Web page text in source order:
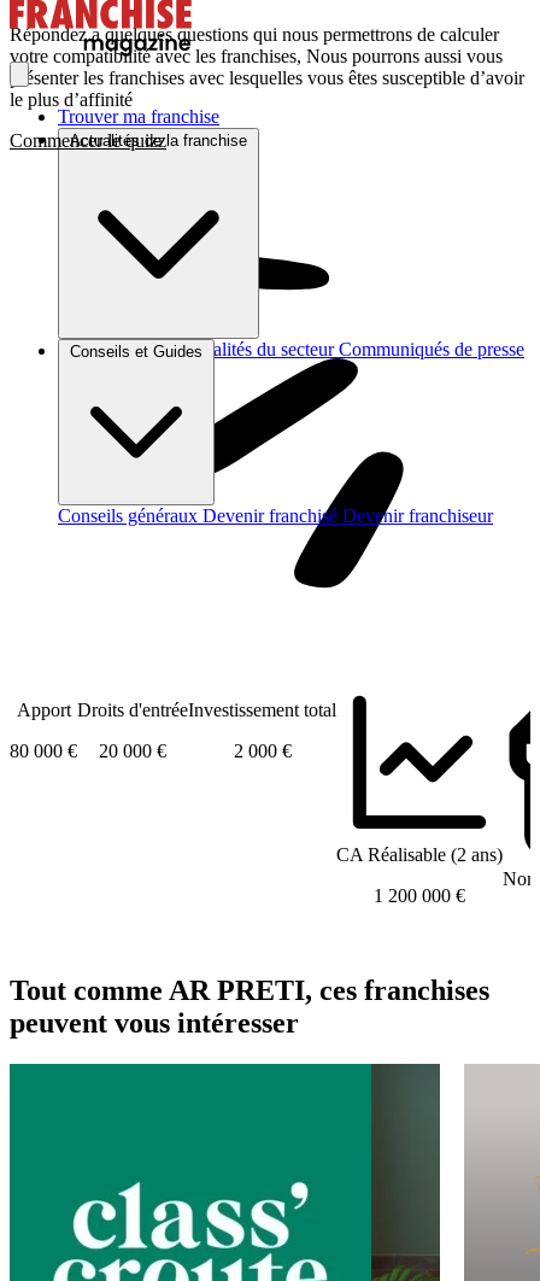
Trouver ma franchise
Actualités de la franchise
Brèves et actus Actualités du secteur Communiqués de presse
Conseils et Guides
Conseils généraux Devenir franchisé Devenir franchiseur
Répondez a quelques questions qui nous permettrons de calculer
votre compatibilité avec les franchises, Nous pourrons aussi vous
présenter les franchises avec lesquelles vous êtes susceptible d’avoir
le plus d’affinité
Commencer le quizz
Apport
80 000 €
Droits d'entrée
20 000 €
Investissement total
2 000 €
CA Réalisable (2 ans)
1 200 000 €
Tout comme AR PRETI, ces franchises
peuvent vous intéresser